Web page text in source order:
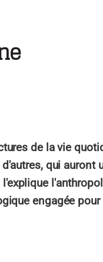
de la vie
qui auront
engagée